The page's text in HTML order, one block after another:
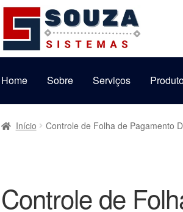
Pular
para
navegação
Pular
para
o
conteúdo
Home
Sobre Serviços
Início Controle de Folha de Pagamento
Controle de